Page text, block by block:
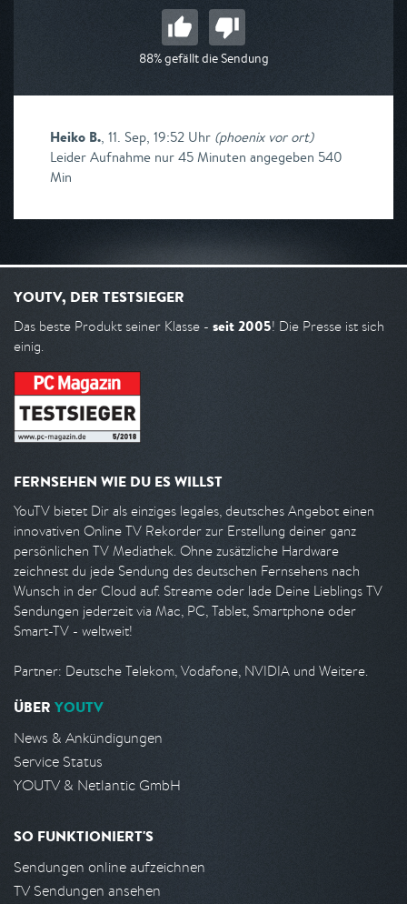
88% gefällt die Sendung
Heiko B., 11. Sep, 19:52 Uhr (phoenix vor ort)
Leider Aufnahme nur 45 Minuten angegeben 540
Min
YOUTV, DER TESTSIEGER
Das beste Produkt seiner Klasse - seit 2005! Die Presse ist sich
einig.
FERNSEHEN WIE DU ES WILLST
YouTV bietet Dir als einziges legales, deutsches Angebot einen
innovativen Online TV Rekorder zur Erstellung deiner ganz
persönlichen TV Mediathek. Ohne zusätzliche Hardware
zeichnest du jede Sendung des deutschen Fernsehens nach
Wunsch in der Cloud auf. Streame oder lade Deine Lieblings TV
Sendungen jederzeit via Mac, PC, Tablet, Smartphone oder
Smart-TV - weltweit!
Partner: Deutsche Telekom, Vodafone, NVIDIA und Weitere.
ÜBER YOUTV
News & Ankündigungen
Service Status
YOUTV & Netlantic GmbH
SO FUNKTIONIERT'S
Sendungen online aufzeichnen
TV Sendungen ansehen